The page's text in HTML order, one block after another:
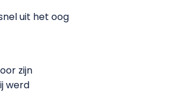
uit het oog
zijn
werd